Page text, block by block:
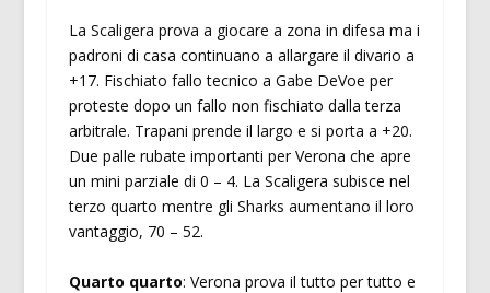
La Scaligera prova a giocare a zona in difesa ma i
padroni di casa continuano a allargare il divario a
+17. Fischiato fallo tecnico a Gabe DeVoe per
proteste dopo un fallo non fischiato dalla terza
arbitrale. Trapani prende il largo e si porta a +20.
Due palle rubate importanti per Verona che apre
un mini parziale di 0 – 4. La Scaligera subisce nel
terzo quarto mentre gli Sharks aumentano il loro
vantaggio, 70 – 52.
Quarto quarto: Verona prova il tutto per tutto e